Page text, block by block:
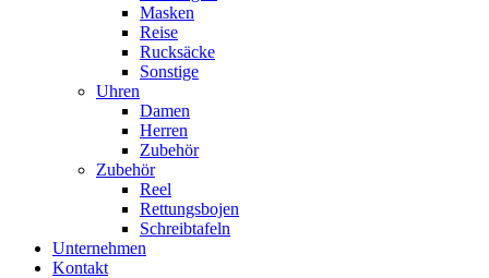
Masken
Reise
Rucksäcke
Sonstige
Uhren
Damen
Herren
Zubehör
Zubehör
Reel
Rettungsbojen
Schreibtafeln
Unternehmen
Kontakt